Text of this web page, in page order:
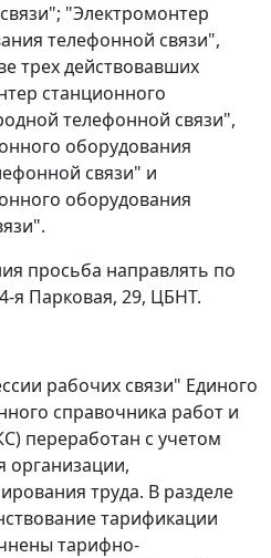
"Электромонтер
телефонной связи",
трех действовавших
станционного
телефонной связи",
оборудования
связи" и
оборудования
просьба направлять по
я Парковая, 29, ЦБНТ.
рабочих связи" Единого
справочника работ и
переработан с учетом
организации,
труда. В разделе
тарификации
тарифно-